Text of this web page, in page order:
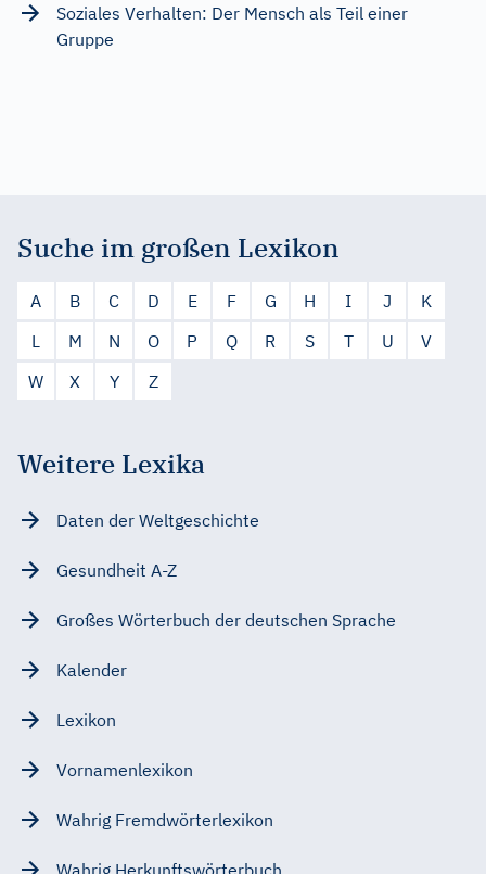
Soziales Verhalten: Der Mensch als Teil einer
Gruppe
Suche im großen Lexikon
A B C D E F G H I J
K
L
M N O P Q R S T U
V
W
X Y Z
Weitere Lexika
Daten der Weltgeschichte
Gesundheit A-Z
Großes Wörterbuch der deutschen Sprache
Kalender
Lexikon
Vornamenlexikon
Wahrig Fremdwörterlexikon
Wahrig Herkunftswörterbuch